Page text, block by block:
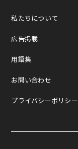
私たちについて
広告掲載
用語集
お問い合わせ
プライバシーポリシー